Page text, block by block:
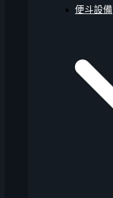
便斗設備